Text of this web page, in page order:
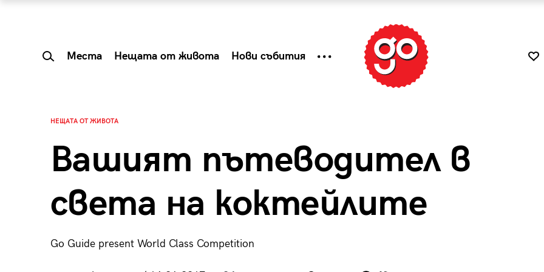
Места Нещата от живота Нови събития
НЕЩАТА ОТ ЖИВОТА
Вашият пътеводител в
света на коктейлите
Go Guide present World Class Competition
Summer Prelude: как